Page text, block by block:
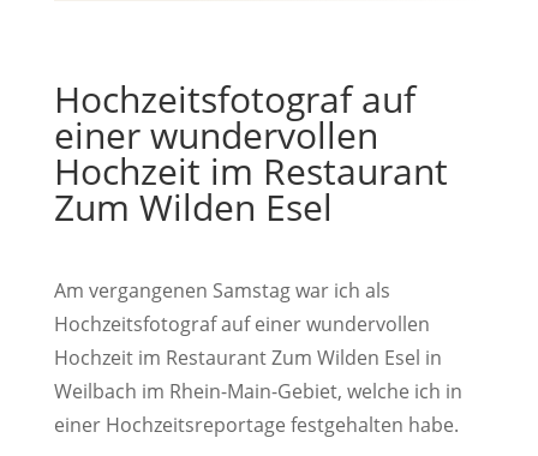
Hochzeitsfotograf auf
einer wundervollen
Hochzeit im Restaurant
Zum Wilden Esel
Am vergangenen Samstag war ich als
Hochzeitsfotograf auf einer wundervollen
Hochzeit im Restaurant Zum Wilden Esel in
Weilbach im Rhein-Main-Gebiet, welche ich in
einer Hochzeitsreportage festgehalten habe.